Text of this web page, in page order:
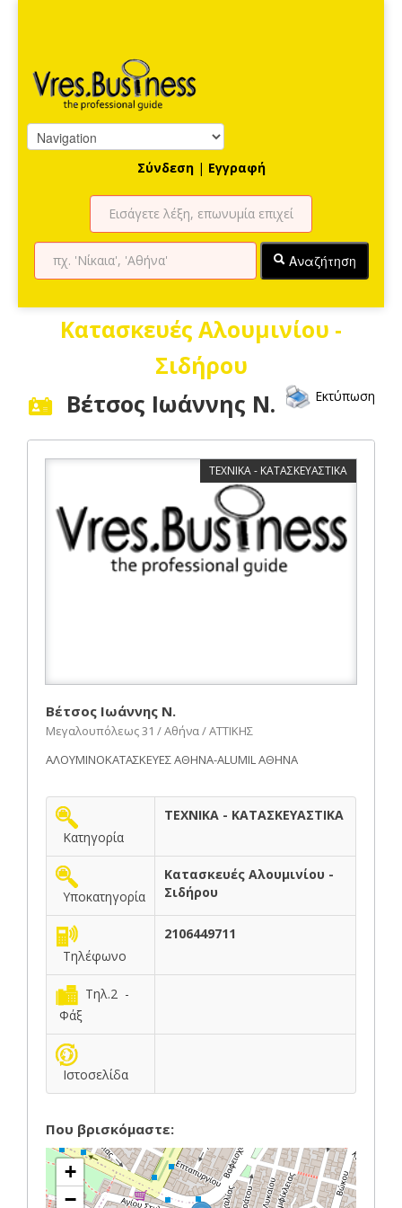
Σύνδεση | Εγγραφή
Αναζήτηση
Κατασκευές Αλουμινίου -
Σιδήρου
Βέτσος Ιωάννης Ν. Εκτύπωση
ΤΕΧΝΙΚΑ - ΚΑΤΑΣΚΕΥΑΣΤΙΚΑ
Βέτσος Ιωάννης Ν.
Μεγαλουπόλεως 31 / Αθήνα / ΑΤΤΙΚΗΣ
ΑΛΟΥΜΙΝΟΚΑΤΑΣΚΕΥΕΣ ΑΘΗΝΑ-ALUMIL ΑΘΗΝΑ
Κατηγορία
ΤΕΧΝΙΚΑ - ΚΑΤΑΣΚΕΥΑΣΤΙΚΑ
Υποκατηγορία
Κατασκευές Αλουμινίου -
Σιδήρου
Τηλέφωνο
2106449711
Τηλ.2 -
Φάξ
Ιστοσελίδα
Που βρισκόμαστε:
+
−